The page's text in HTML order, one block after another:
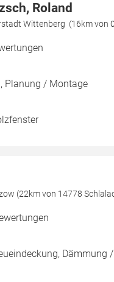
Roland
Wittenberg (16km von
Planung / Montage
(22km von 14778